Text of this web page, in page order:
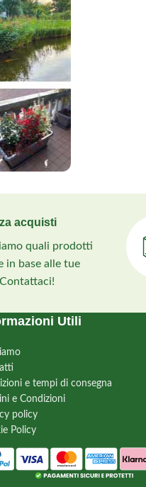
acquisti
quali prodotti
in base alle tue
Utili
e tempi di consegna
e Condizioni
policy
Policy